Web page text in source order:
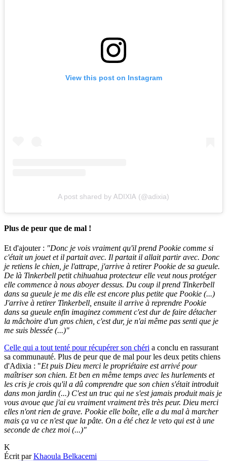
View this post on Instagram
A post shared by ᎪDIXIᎪ (@adixia)
Plus de peur que de mal !
Et d'ajouter : "Donc je vois vraiment qu'il prend Pookie comme si
c'était un jouet et il partait avec. Il partait il allait partir avec. Donc
je retiens le chien, je l'attrape, j'arrive à retirer Pookie de sa gueule.
De là Tinkerbell petit chihuahua protecteur elle veut nous protéger
elle commence à nous aboyer dessus. Du coup il prend Tinkerbell
dans sa gueule je me dis elle est encore plus petite que Pookie (...)
J'arrive à retirer Tinkerbell, ensuite il arrive à reprendre Pookie
dans sa gueule enfin imaginez comment c'est dur de faire détacher
la mâchoire d'un gros chien, c'est dur, je n'ai même pas senti que je
me suis blessée (...)"
Celle qui a tout tenté pour récupérer son chéri a conclu en rassurant
sa communauté. Plus de peur que de mal pour les deux petits chiens
d'Adixia : "Et puis Dieu merci le propriétaire est arrivé pour
maîtriser son chien. Et ben en même temps avec les hurlements et
les cris je crois qu'il a dû comprendre que son chien s'était introduit
dans mon jardin (...) C'est un truc qui ne s'est jamais produit mais je
vous avoue que j'ai eu vraiment vraiment très très peur. Dieu merci
elles n'ont rien de grave. Pookie elle boîte, elle a du mal à marcher
mais ça va ce n'est que la pâte. On a été chez le veto qui est à une
seconde de chez moi (...)"
K
Écrit parKhaoula Belkacemi